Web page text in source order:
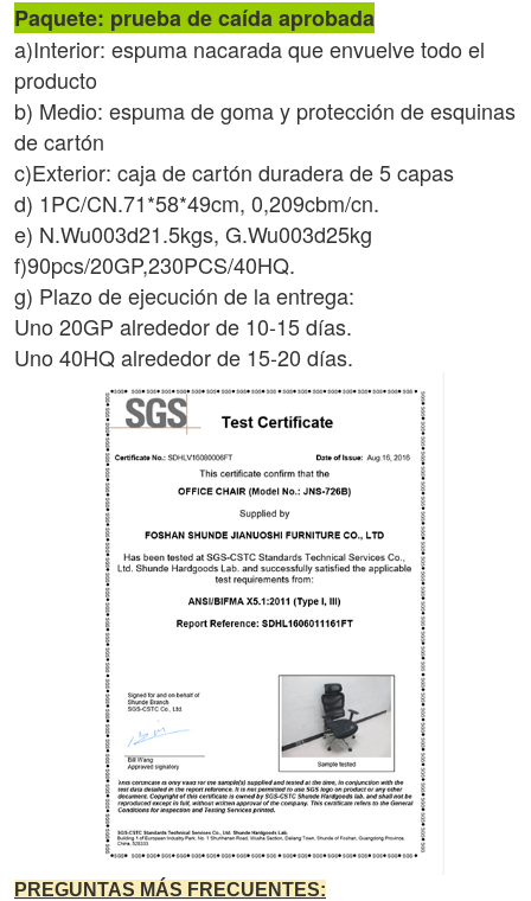
Paquete: prueba de caída aprobada
a)Interior: espuma nacarada que envuelve todo el
producto
b) Medio: espuma de goma y protección de esquinas
de cartón
c)Exterior: caja de cartón duradera de 5 capas
d) 1PC/CN.71*58*49cm, 0,209cbm/cn.
e) N.Wu003d21.5kgs, G.Wu003d25kg
f)90pcs/20GP,230PCS/40HQ.
g) Plazo de ejecución de la entrega:
Uno 20GP alrededor de 10-15 días.
Uno 40HQ alrededor de 15-20 días.
PREGUNTAS MÁS FRECUENTES: